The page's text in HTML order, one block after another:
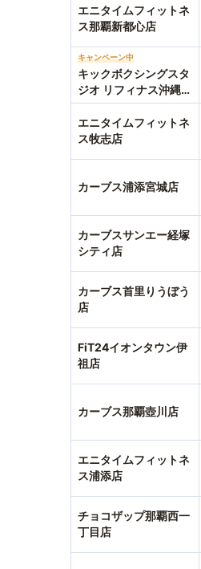
エニタイムフィットネ
ス那覇新都心店
キャンペーン中
キックボクシングスタ
ジオ リフィナス沖縄那
覇店
エニタイムフィットネ
ス牧志店
カーブス浦添宮城店
カーブスサンエー経塚
シティ店
カーブス首里りうぼう
店
FiT24イオンタウン伊
祖店
カーブス那覇壺川店
エニタイムフィットネ
ス浦添店
チョコザップ那覇西一
丁目店